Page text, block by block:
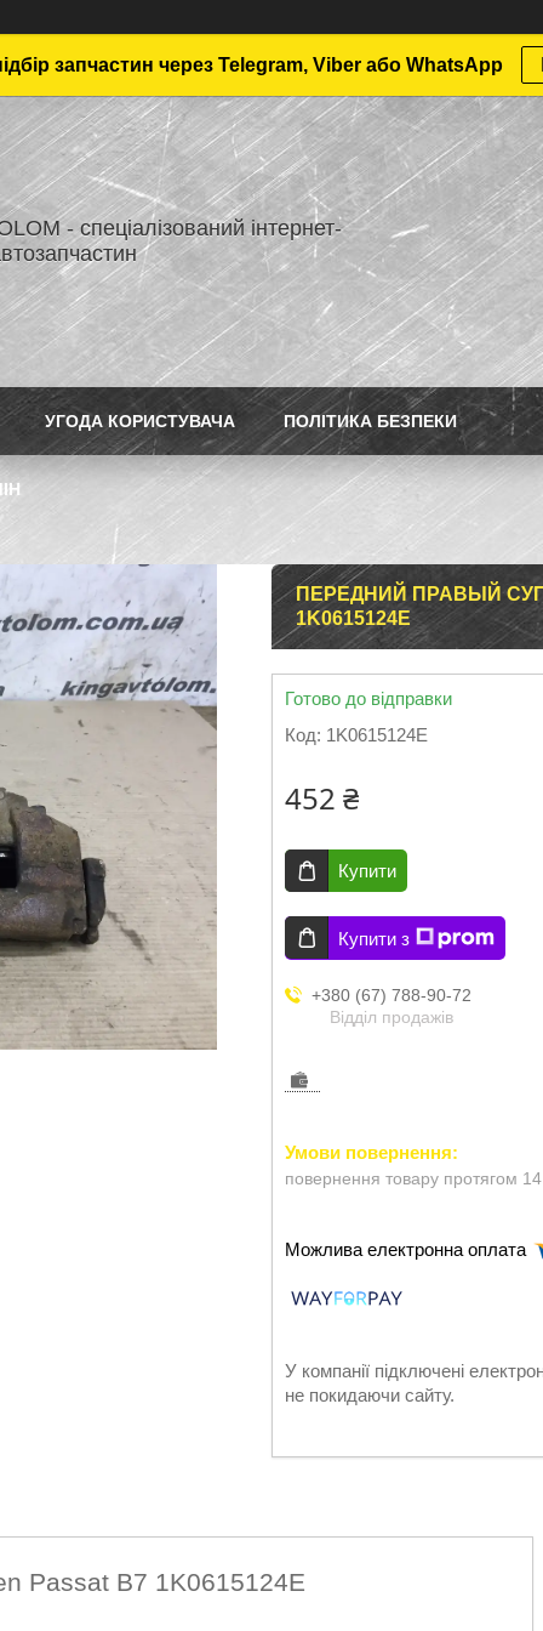
запчастин через Telegram, Viber або WhatsApp
- спеціалізований інтернет-
УГОДА КОРИСТУВАЧА ПОЛІТИКА БЕЗПЕКИ
ПЕРЕДНИЙ ПРАВЫЙ
1K0615124E
Готово до відправки
Код: 1K0615124E
452 ₴
Купити
Купити з
+380 (67) 788-90-72
Відділ продажів
повернення товару протягом
У компанії підключені
не покидаючи сайту.
Passat B7 1K0615124E